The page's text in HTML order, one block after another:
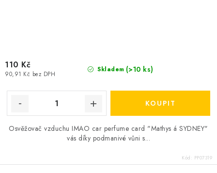
Skladem (>10 ks)
90,91 Kč bez DPH
110 Kč
Osvěžovač vzduchu IMAO car perfume card "Mathys á SYDNEY"
vás díky podmanivé vůni s...
Kód: PP07319